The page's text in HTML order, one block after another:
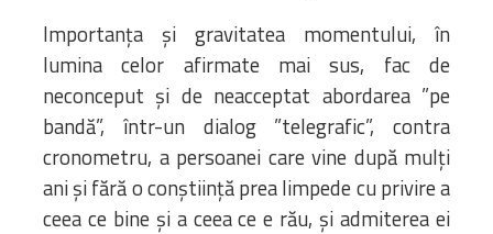
Importanța și gravitatea momentului, în
lumina celor afirmate mai sus, fac de
neconceput și de neacceptat abordarea ”pe
bandă”, într-un dialog ”telegrafic”, contra
cronometru, a persoanei care vine după mulți
ani și fără o conștiință prea limpede cu privire a
ceea ce bine și a ceea ce e rău, și admiterea ei